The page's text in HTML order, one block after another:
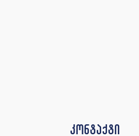
კონტაქტი